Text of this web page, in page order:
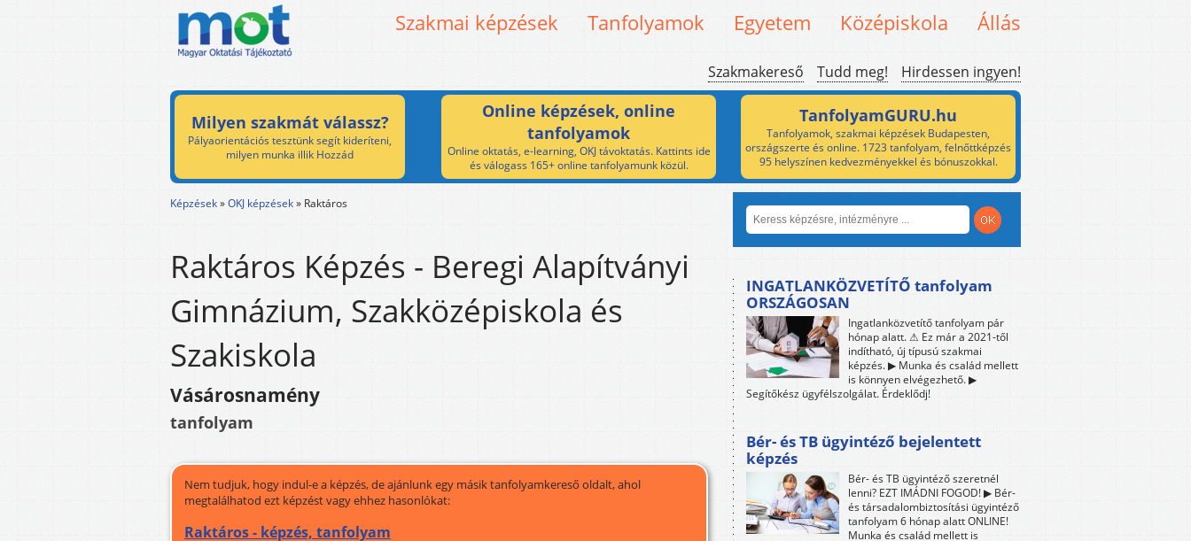
Szakmai képzések Tanfolyamok Egyetem Középiskola Állás
Szakmakereső Tudd meg! Hirdessen ingyen!
Milyen szakmát válassz?
Pályaorientációs tesztünk segít kideríteni,
milyen munka illik Hozzád
Online képzések, online
tanfolyamok
Online oktatás, e-learning, OKJ távoktatás. Kattints ide
és válogass 165+ online tanfolyamunk közül.
TanfolyamGURU.hu
Tanfolyamok, szakmai képzések Budapesten,
országszerte és online. 1723 tanfolyam, felnőttképzés
95 helyszínen kedvezményekkel és bónuszokkal.
Képzések»OKJ képzések» Raktáros
Raktáros Képzés - Beregi Alapítványi
Gimnázium, Szakközépiskola és
Szakiskola
Vásárosnamény
tanfolyam
Nem tudjuk, hogy indul-e a képzés, de ajánlunk egy másik tanfolyamkereső oldalt, ahol
megtalálhatod ezt képzést vagy ehhez hasonlókat:
Raktáros - képzés, tanfolyam
INGATLANKÖZVETÍTŐ tanfolyam
ORSZÁGOSAN
Ingatlanközvetítő tanfolyam pár
hónap alatt. ⚠ Ez már a 2021-től
indítható, új típusú szakmai
képzés. ▶ Munka és család mellett
is könnyen elvégezhető. ▶
Segítőkész ügyfélszolgálat. Érdeklődj!
Bér- és TB ügyintéző bejelentett
képzés
Bér- és TB ügyintéző szeretnél
lenni? EZT IMÁDNI FOGOD! ▶ Bér-
és társadalombiztosítási ügyintéző
tanfolyam 6 hónap alatt ONLINE!
Munka és család mellett is